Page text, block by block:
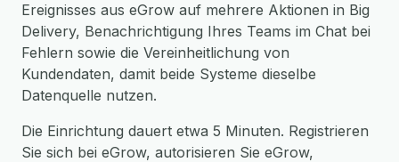
Ereignisses aus eGrow auf mehrere Aktionen in Big
Delivery, Benachrichtigung Ihres Teams im Chat bei
Fehlern sowie die Vereinheitlichung von
Kundendaten, damit beide Systeme dieselbe
Datenquelle nutzen.
Die Einrichtung dauert etwa 5 Minuten. Registrieren
Sie sich bei eGrow, autorisieren Sie eGrow,